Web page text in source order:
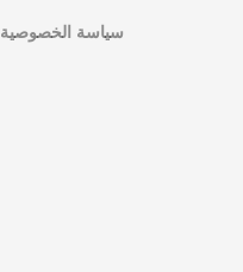
سياسة الخصوصية